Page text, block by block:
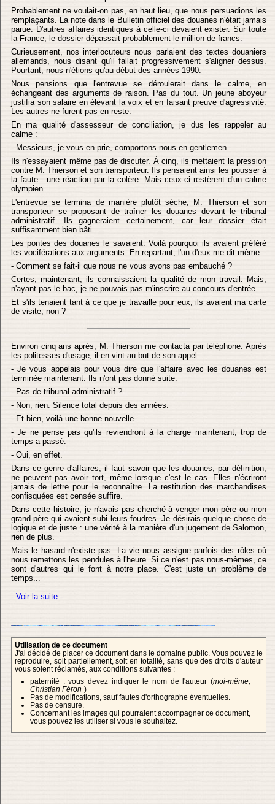
Probablement ne voulait-on pas, en haut lieu, que nous persuadions les
remplaçants. La note dans le Bulletin officiel des douanes n'était jamais
parue. D'autres affaires identiques à celle-ci devaient exister. Sur toute
la France, le dossier dépassait probablement le million de francs.
Curieusement, nos interlocuteurs nous parlaient des textes douaniers
allemands, nous disant qu'il fallait progressivement s'aligner dessus.
Pourtant, nous n'étions qu'au début des années 1990.
Nous pensions que l'entrevue se déroulerait dans le calme, en
échangeant des arguments de raison. Pas du tout. Un jeune aboyeur
justifia son salaire en élevant la voix et en faisant preuve d'agressivité.
Les autres ne furent pas en reste.
En ma qualité d'assesseur de conciliation, je dus les rappeler au
calme :
- Messieurs, je vous en prie, comportons-nous en gentlemen.
Ils n'essayaient même pas de discuter. À cinq, ils mettaient la pression
contre M. Thierson et son transporteur. Ils pensaient ainsi les pousser à
la faute : une réaction par la colère. Mais ceux-ci restèrent d'un calme
olympien.
L'entrevue se termina de manière plutôt sèche, M. Thierson et son
transporteur se proposant de traîner les douanes devant le tribunal
administratif. Ils gagneraient certainement, car leur dossier était
suffisamment bien bâti.
Les pontes des douanes le savaient. Voilà pourquoi ils avaient préféré
les vociférations aux arguments. En repartant, l'un d'eux me dit même :
- Comment se fait-il que nous ne vous ayons pas embauché ?
Certes, maintenant, ils connaissaient la qualité de mon travail. Mais,
n'ayant pas le bac, je ne pouvais pas m'inscrire au concours d'entrée.
Et s'ils tenaient tant à ce que je travaille pour eux, ils avaient ma carte
de visite, non ?
Environ cinq ans après, M. Thierson me contacta par téléphone. Après
les politesses d'usage, il en vint au but de son appel.
- Je vous appelais pour vous dire que l'affaire avec les douanes est
terminée maintenant. Ils n'ont pas donné suite.
- Pas de tribunal administratif ?
- Non, rien. Silence total depuis des années.
- Et bien, voilà une bonne nouvelle.
- Je ne pense pas qu'ils reviendront à la charge maintenant, trop de
temps a passé.
- Oui, en effet.
Dans ce genre d'affaires, il faut savoir que les douanes, par définition,
ne peuvent pas avoir tort, même lorsque c'est le cas. Elles n'écriront
jamais de lettre pour le reconnaître. La restitution des marchandises
confisquées est censée suffire.
Dans cette histoire, je n'avais pas cherché à venger mon père ou mon
grand-père qui avaient subi leurs foudres. Je désirais quelque chose de
logique et de juste : une vérité à la manière d'un jugement de Salomon,
rien de plus.
Mais le hasard n'existe pas. La vie nous assigne parfois des rôles où
nous remettons les pendules à l'heure. Si ce n'est pas nous-mêmes, ce
sont d'autres qui le font à notre place. C'est juste un problème de
temps...
- Voir la suite -
Utilisation de ce document
J'ai décidé de placer ce document dans le domaine public. Vous pouvez le
reproduire, soit partiellement, soit en totalité, sans que des droits d'auteur
vous soient réclamés, aux conditions suivantes :
paternité : vous devez indiquer le nom de l'auteur (moi-même,
Christian Féron )
Pas de modifications, sauf fautes d'orthographe éventuelles.
Pas de censure.
Concernant les images qui pourraient accompagner ce document,
vous pouvez les utiliser si vous le souhaitez.